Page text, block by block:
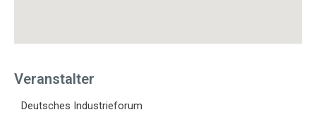
Veranstalter
Deutsches Industrieforum